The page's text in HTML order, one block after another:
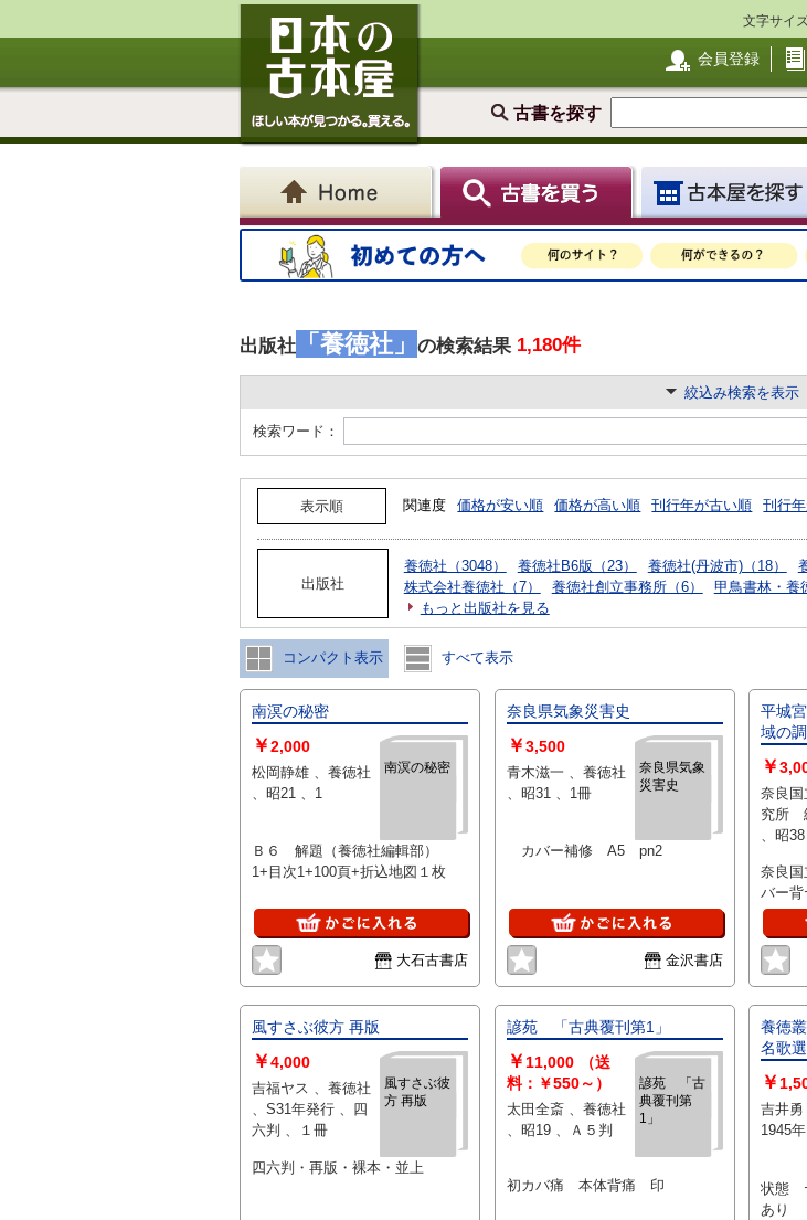
文字サイ
会員登録
古書を探す
出版社 「養徳社」 の検索結果 1,180件
絞込み検索を表示
検索ワード：
表示順 関連度 価格が安い順 価格が高い順 刊行年が古い順 刊行
出版社
養徳社（3048） 養徳社B6版（23） 養徳社(丹波市)（18）
株式会社養徳社（7）
養徳社創立事務所（6） 甲鳥書林・養
もっと出版社を見る
コンパクト表示 すべて表示
南溟の秘密
南溟の秘密
￥2,000
松岡静雄 、養徳社
、昭21 、1
Ｂ６ 解題（養徳社編輯部）
1+目次1+100頁+折込地図１枚
大石古書店
奈良県気象災害史
奈良県気象
災害史
￥3,500
青木滋一 、養徳社
、昭31 、1冊
カバー補修 A5 pn2
金沢書店
平城
域の
￥
奈良
究所 編 、養
奈良
バー
風すさぶ彼方 再版
風すさぶ彼
方 再版
￥4,000
吉福ヤス 、養徳社
、S31年発行 、四
六判 、１冊
四六判・再版・裸本・並上
諺苑 「古典覆刊第1」
諺苑 「古
典覆刊第
1」
￥ 11,000
（送
料：￥550～）
太田全斎 、養徳社
、昭19 、Ａ５判
初カバ痛 本体背痛 印
養徳
名歌選
￥
吉井勇 、養徳社 、
状態
あり